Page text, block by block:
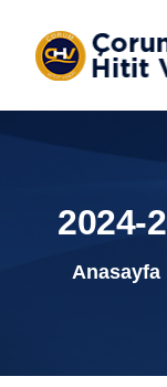
2024-
Anasayfa